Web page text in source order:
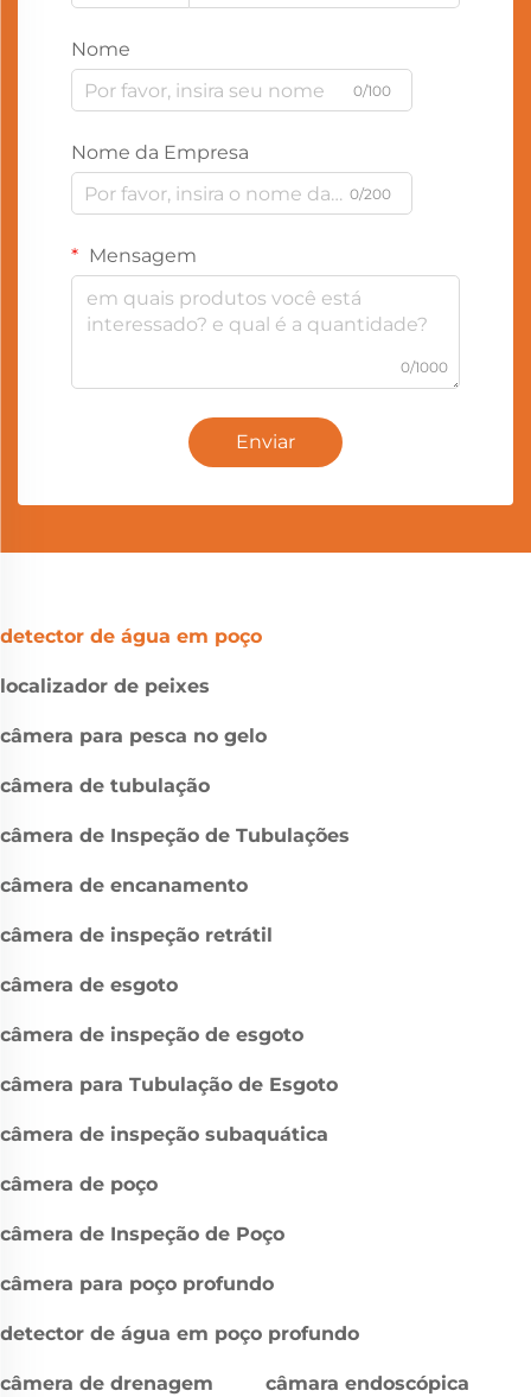
Nome
0/100
Nome da Empresa
0/200
Mensagem
0/1000
Enviar
detector de água em poço
localizador de peixes
câmera para pesca no gelo
câmera de tubulação
câmera de Inspeção de Tubulações
câmera de encanamento
câmera de inspeção retrátil
câmera de esgoto
câmera de inspeção de esgoto
câmera para Tubulação de Esgoto
câmera de inspeção subaquática
câmera de poço
câmera de Inspeção de Poço
câmera para poço profundo
detector de água em poço profundo
câmera de drenagem câmara endoscópica